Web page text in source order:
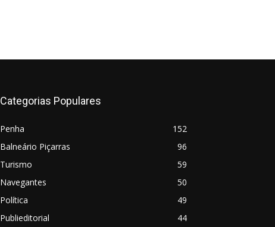
Categorias Populares
Penha
152
Balneário Piçarras
96
Turismo
59
Navegantes
50
Política
49
Publieditorial
44